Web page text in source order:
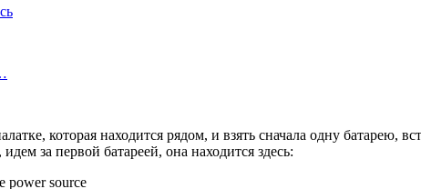
которая находится рядом, и взять сначала одну батарею,
за первой батареей, она находится здесь: